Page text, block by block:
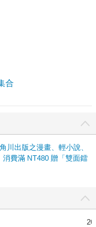
合
川出版之漫畫、輕小說、
費滿 NT480 贈「雙面鐳